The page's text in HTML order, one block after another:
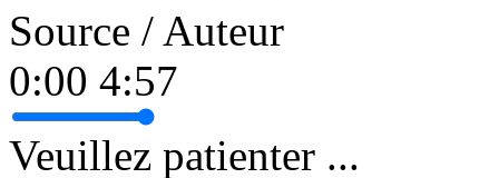
Source / Auteur
0:00 4:57
Veuillez patienter ...